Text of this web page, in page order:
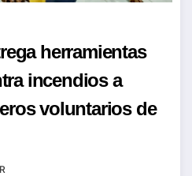
herramientas
incendios a
voluntarios de